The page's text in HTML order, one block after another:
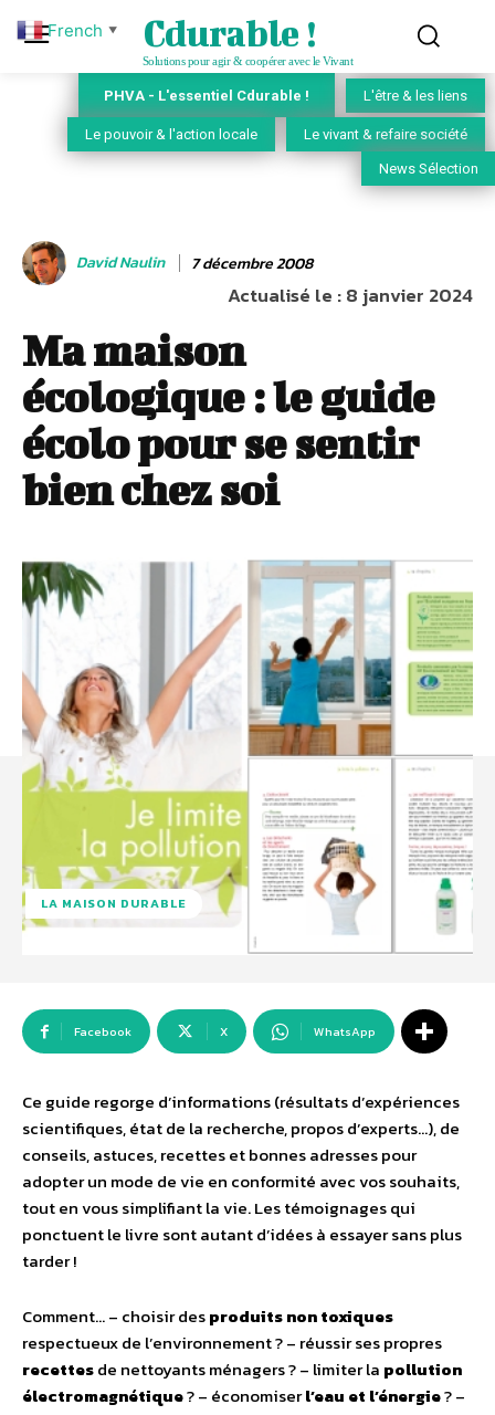
Cdurable !
Solutions pour agir & coopérer avec le Vivant
PHVA - L'essentiel Cdurable ! L'être & les liens
Le pouvoir & l'action locale Le vivant & refaire société
News Sélection
David Naulin 7 décembre 2008
Actualisé le :8 janvier 2024
Ma maison
écologique : le guide
écolo pour se sentir
bien chez soi
LA MAISON DURABLE
Facebook X WhatsApp
Ce guide regorge d’informations (résultats d’expériences
scientifiques, état de la recherche, propos d’experts…), de
conseils, astuces, recettes et bonnes adresses pour
adopter un mode de vie en conformité avec vos souhaits,
tout en vous simplifiant la vie. Les témoignages qui
ponctuent le livre sont autant d’idées à essayer sans plus
tarder !
Comment… – choisir desproduits non toxiques
respectueux de l’environnement ? – réussir ses propres
recettesde nettoyants ménagers ? – limiter la pollution
électromagnétique? – économiserl’eau et l’énergie? –
French ▼